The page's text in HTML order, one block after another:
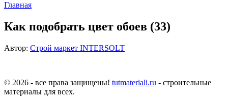
Главная
Как подобрать цвет обоев (33)
Автор: Строй маркет INTERSOLT
© 2026 - все права защищены! tutmateriali.ru - строительные
материалы для всех.